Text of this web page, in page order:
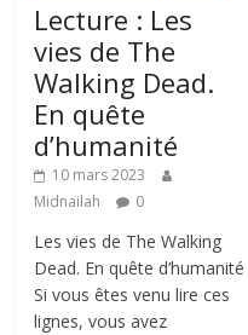
Lecture : Les
vies de The
Walking Dead.
En quête
d’humanité
10 mars 2023
Midnailah
0
Les vies de The Walking
Dead. En quête d’humanité
Si vous êtes venu lire ces
lignes, vous avez